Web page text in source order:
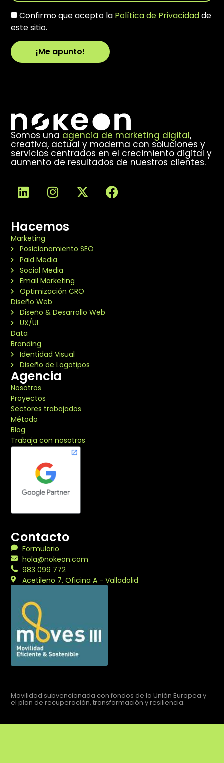
Confirmo que acepto la Política de Privacidadde
este sitio.
¡Me apunto!
Somos una agencia de marketing digital,
creativa, actual y moderna con soluciones y
servicios centrados en el crecimiento digital y
aumento de resultados de nuestros clientes.
Hacemos
Marketing
Posicionamiento SEO
Paid Media
Social Media
Email Marketing
Optimización CRO
Diseño Web
Diseño & Desarrollo Web
UX/UI
Data
Branding
Identidad Visual
Diseño de Logotipos
Agencia
Nosotros
Proyectos
Sectores trabajados
Método
Blog
Trabaja con nosotros
Contacto
Formulario
hola@nokeon.com
983 099 772
Acetileno 7, Oficina A - Valladolid
Movilidad subvencionada con fondos de la Unión Europea y
el plan de recuperación, transformación y resiliencia.